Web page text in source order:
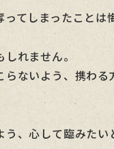
てしまったことは
れません。
ないよう、携わ
、心して臨みたい